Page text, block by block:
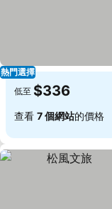
熱門選擇
低至 $336
查看 7 個網站的價格